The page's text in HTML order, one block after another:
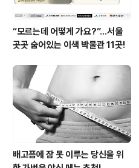
“모르는데 어떻게 가요?”...서울
곳곳 숨어있는 이색 박물관 11곳!
배고픔에 잠 못 이루는 당신을 위